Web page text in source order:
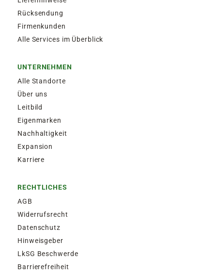
Rücksendung
Firmenkunden
Alle Services im Überblick
UNTERNEHMEN
Alle Standorte
Über uns
Leitbild
Eigenmarken
Nachhaltigkeit
Expansion
Karriere
RECHTLICHES
AGB
Widerrufsrecht
Datenschutz
Hinweisgeber
LkSG Beschwerde
Barrierefreiheit